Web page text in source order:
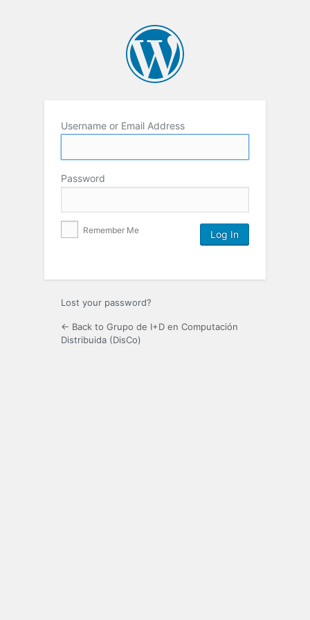
Username or Email Address
Password
Remember Me
Lost your password?
← Back to Grupo de I+D en Computación
Distribuida (DisCo)